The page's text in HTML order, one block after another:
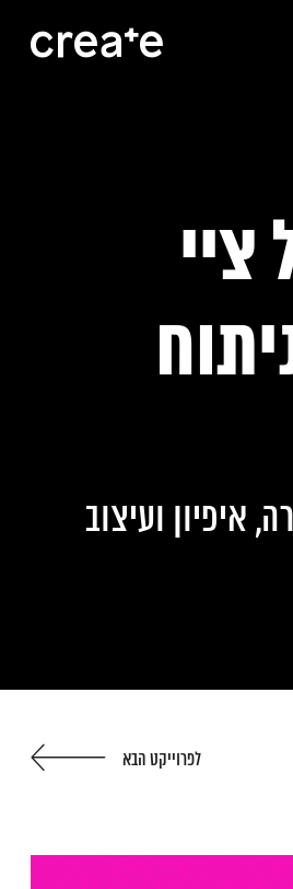
איפיון ועיצוב
לפרוייקט הבא